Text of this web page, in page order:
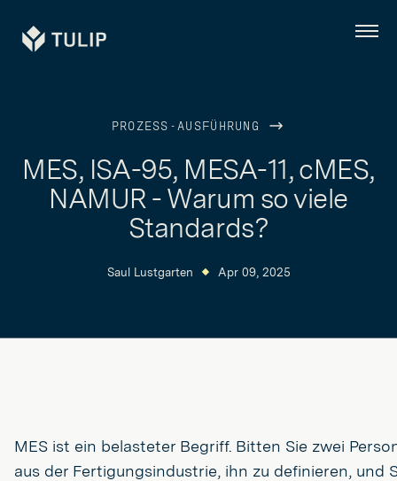
Tulip Menü
PROZESS-AUSFÜHRUNG
MES, ISA-95, MESA-11, cMES,
NAMUR - Warum so viele
Standards?
Saul Lustgarten Apr 09, 2025
MES ist ein belasteter Begriff. Bitten Sie zwei
aus der Fertigungsindustrie, ihn zu definieren, und